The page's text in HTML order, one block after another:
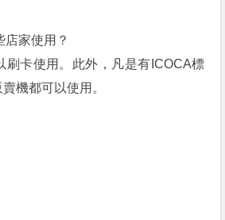
店家使用？
刷卡使用。此外，凡是有ICOCA標
機都可以使用。